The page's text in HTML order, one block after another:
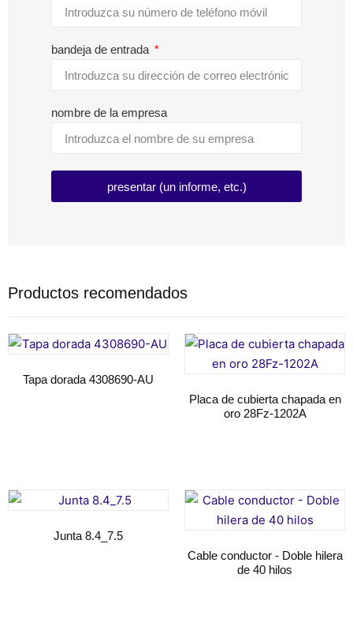
bandeja de entrada
nombre de la empresa
presentar (un informe, etc.)
Productos recomendados
Tapa dorada 4308690-AU
Placa de cubierta chapada en
oro 28Fz-1202A
Junta 8.4_7.5
Cable conductor - Doble hilera
de 40 hilos